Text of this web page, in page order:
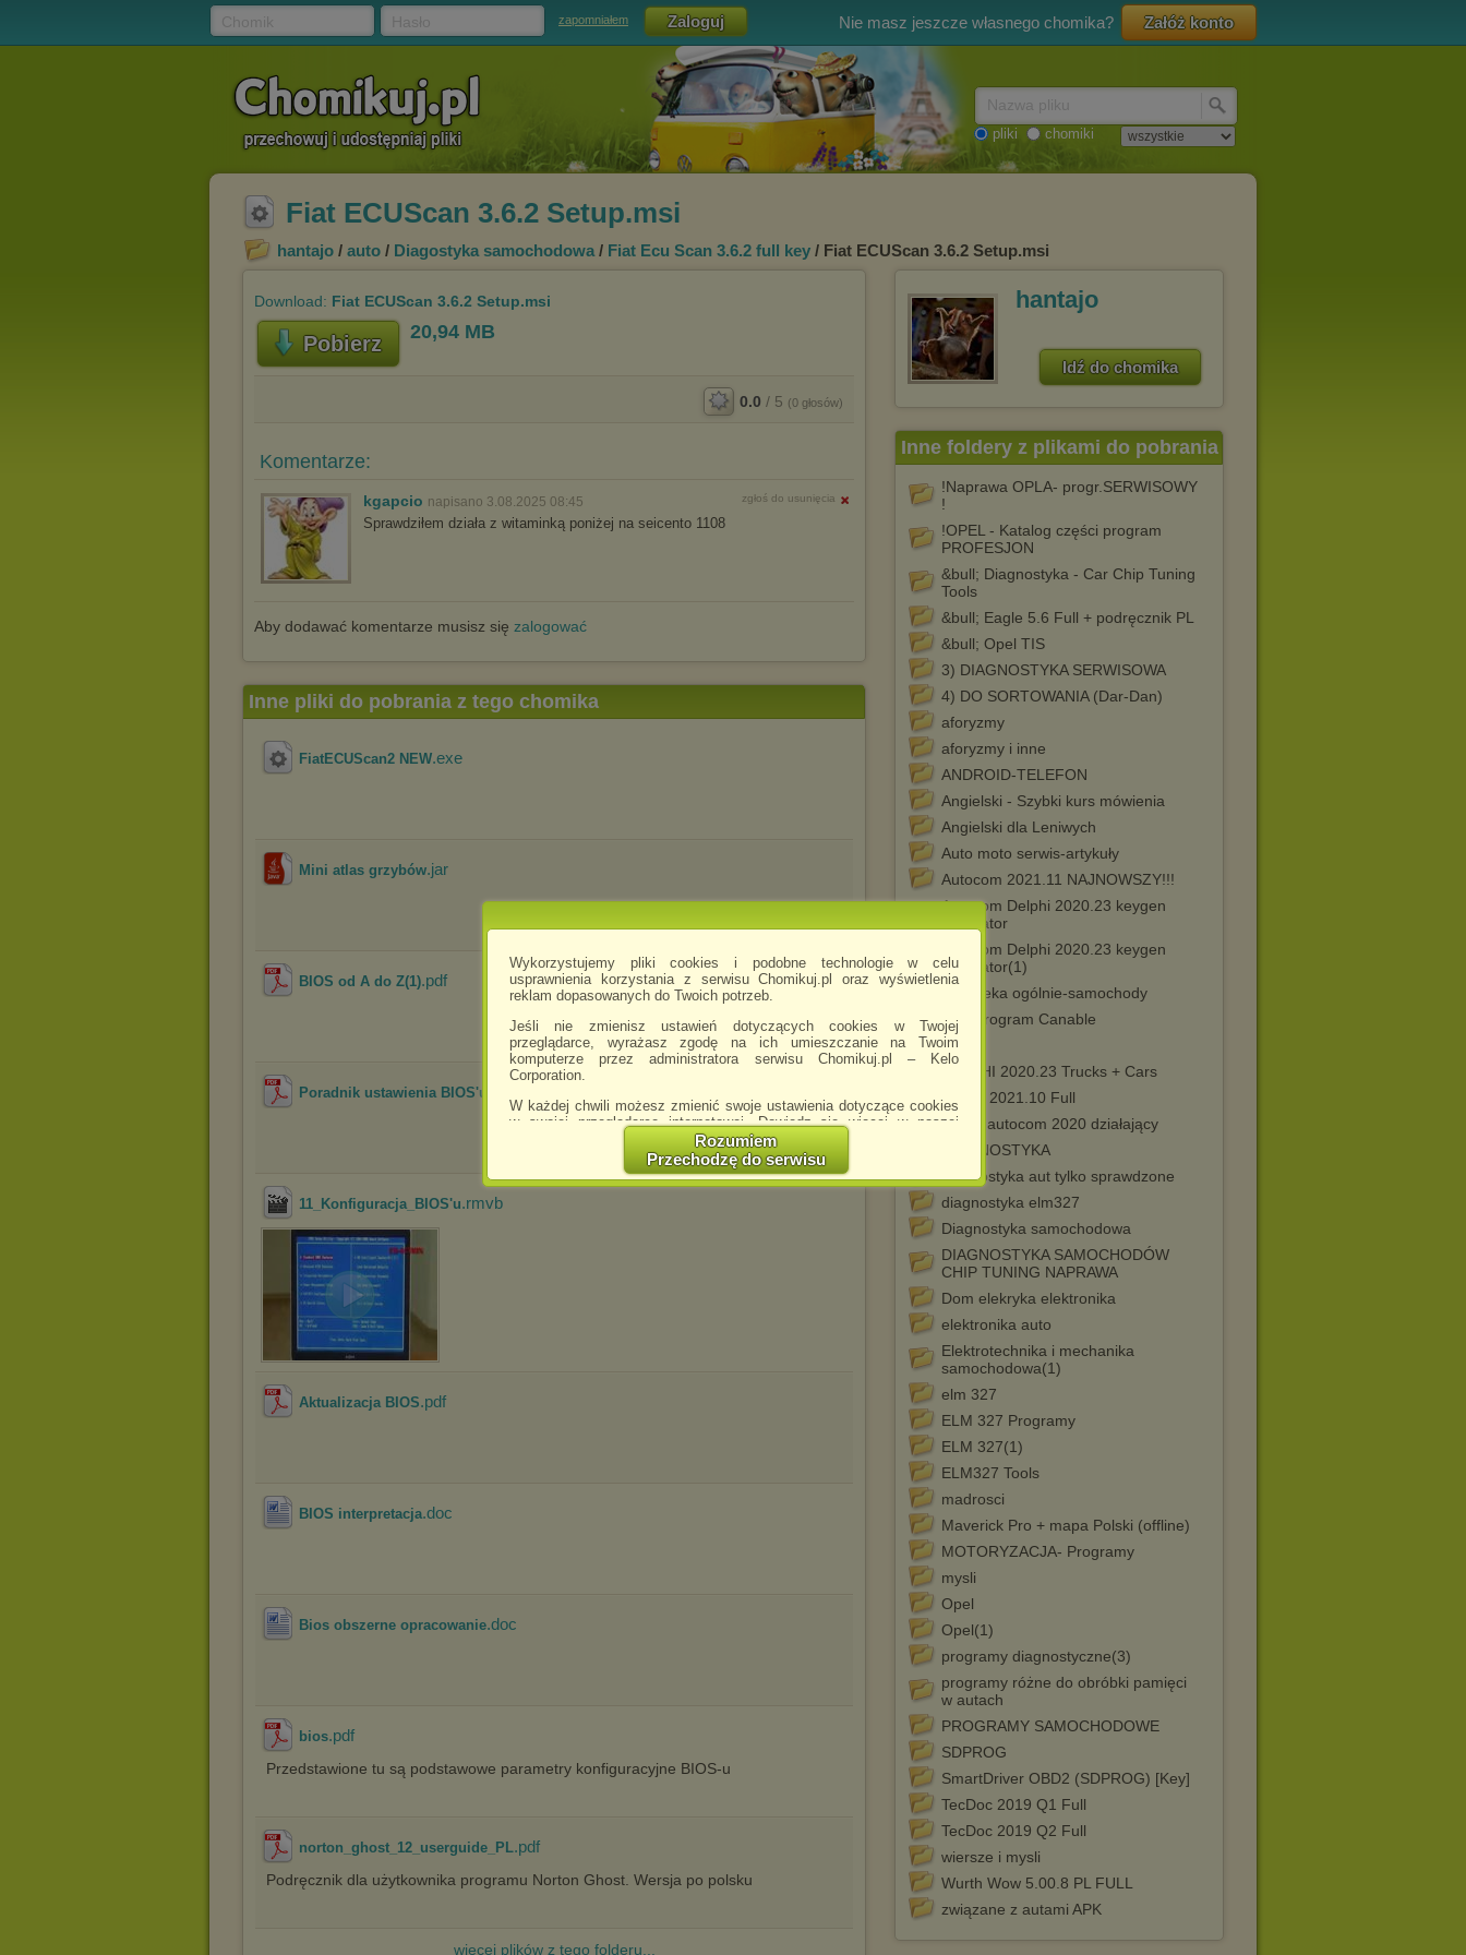
Wykorzystujemy pliki cookies i podobne technologie w celu
usprawnienia korzystania z serwisu Chomikuj.pl oraz wyświetlenia
reklam dopasowanych do Twoich potrzeb.
Jeśli nie zmienisz ustawień dotyczących cookies w Twojej
przeglądarce, wyrażasz zgodę na ich umieszczanie na Twoim
komputerze przez administratora serwisu Chomikuj.pl – Kelo
Corporation.
W każdej chwili możesz zmienić swoje ustawienia dotyczące cookies
w swojej przeglądarce internetowej. Dowiedz się więcej w naszej
http://chomikuj.pl/PolitykaPrywatnosci.aspx
Jednocześnie informujemy że zmiana ustawień przeglądarki może
spowodować ograniczenie korzystania ze strony Chomikuj.pl.
W przypadku braku twojej zgody na akceptację cookies niestety
Zaufanych Partnerów
(dostosowanie reklam do Twoich potrzeb, analiza skuteczności działań
Wyrażenie sprzeciwu spowoduje, że wyświetlana Ci reklama nie
będzie dopasowana do Twoich preferencji, a będzie to reklama
Istnieje możliwość zmiany ustawień przeglądarki internetowej w
sposób uniemożliwiający przechowywanie plików cookies na
urządzeniu końcowym. Można również usunąć pliki cookies,
dokonując odpowiednich zmian w ustawieniach przeglądarki
Pełną informację na ten temat znajdziesz pod adresem
Rozumiem
Przechodzę do serwisu
zapomniałem Nie masz jeszcze własnego chomika? Załóż konto
pliki chomiki
Fiat ECUScan 3.6.2 Setup.msi
hantajo / auto / Diagostyka samochodowa / Fiat Ecu Scan 3.6.2 full key / Fiat ECUScan 3.6.2 Setup.msi
Download: Fiat ECUScan 3.6.2 Setup.msi
Pobierz 20,94 MB
0.0 / 5 (0 głosów)
Komentarze:
kgapcio napisano 3.08.2025 08:45 zgłoś do usunięcia
Sprawdziłem działa z witaminką poniżej na seicento 1108
Aby dodawać komentarze musisz się zalogować
hantajo
Idź do chomika
Inne foldery z plikami do pobrania
!Naprawa OPLA- progr.SERWISOWY
!
!OPEL - Katalog części program
PROFESJON
&bull; Diagnostyka - Car Chip Tuning
Tools
&bull; Eagle 5.6 Full + podręcznik PL
&bull; Opel TIS
3) DIAGNOSTYKA SERWISOWA
4) DO SORTOWANIA (Dar-Dan)
aforyzmy
aforyzmy i inne
ANDROID-TELEFON
Angielski - Szybki kurs mówienia
Angielski dla Leniwych
Auto moto serwis-artykuły
Autocom 2021.11 NAJNOWSZY!!!
Autocom Delphi 2020.23 keygen
aktywator
Autocom Delphi 2020.23 keygen
aktywator(1)
Biblioteka ogólnie-samochody
Can Program Canable
cytaty
DELPHI 2020.23 Trucks + Cars
Delphi 2021.10 Full
delphi autocom 2020 działający
DIAGNOSTYKA
diagnostyka aut tylko sprawdzone
diagnostyka elm327
Diagnostyka samochodowa
DIAGNOSTYKA SAMOCHODÓW
CHIP TUNING NAPRAWA
Dom elekryka elektronika
elektronika auto
Elektrotechnika i mechanika
samochodowa(1)
elm 327
ELM 327 Programy
ELM 327(1)
ELM327 Tools
madrosci
Maverick Pro + mapa Polski (offline)
MOTORYZACJA- Programy
mysli
Opel
Opel(1)
programy diagnostyczne(3)
programy różne do obróbki pamięci
w autach
PROGRAMY SAMOCHODOWE
SDPROG
SmartDriver OBD2 (SDPROG) [Key]
TecDoc 2019 Q1 Full
TecDoc 2019 Q2 Full
wiersze i mysli
Wurth Wow 5.00.8 PL FULL
związane z autami APK
Inne pliki do pobrania z tego chomika
FiatECUScan2 NEW.exe
Mini atlas grzybów.jar
BIOS od A do Z(1).pdf
Poradnik ustawienia BIOS'u
11_Konfiguracja_BIOS'u.rmvb
Aktualizacja BIOS.pdf
BIOS interpretacja.doc
Bios obszerne opracowanie.doc
bios.pdf
Przedstawione tu są podstawowe parametry konfiguracyjne BIOS-u
norton_ghost_12_userguide_PL.pdf
Podręcznik dla użytkownika programu Norton Ghost. Wersja po polsku
więcej plików z tego folderu...